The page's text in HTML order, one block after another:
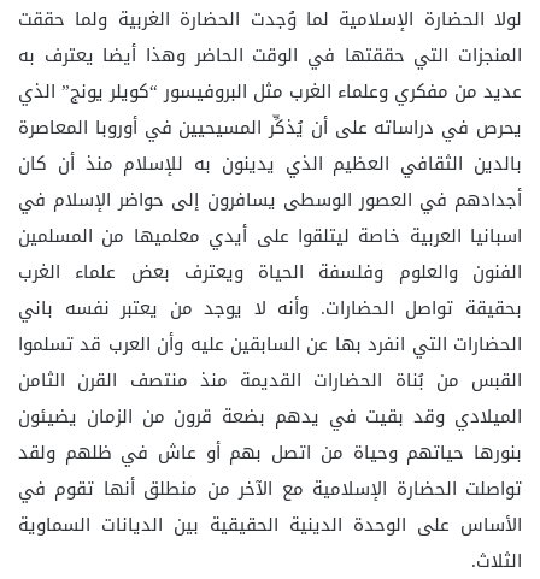
لولا الحضارة الإسلامية لما وُجدت الحضارة الغربية ولما حققت
المنجزات التي حققتها في الوقت الحاضر وهذا أيضا يعترف به
عديد من مفكري وعلماء الغرب مثل البروفيسور “كويلر يونج” الذي
يحرص في دراساته على أن يُذكِّر المسيحيين في أوروبا المعاصرة
بالدين الثقافي العظيم الذي يدينون به للإسلام منذ أن كان
أجدادهم في العصور الوسطى يسافرون إلى حواضر الإسلام في
اسبانيا العربية خاصة ليتلقوا على أيدي معلميها من المسلمين
الفنون والعلوم وفلسفة الحياة ويعترف بعض علماء الغرب
بحقيقة تواصل الحضارات. وأنه لا يوجد من يعتبر نفسه باني
الحضارات التي انفرد بها عن السابقين عليه وأن العرب قد تسلموا
القبس من بُناة الحضارات القديمة منذ منتصف القرن الثامن
الميلادي وقد بقيت في يدهم بضعة قرون من الزمان يضيئون
بنورها حياتهم وحياة من اتصل بهم أو عاش في ظلهم ولقد
تواصلت الحضارة الإسلامية مع الآخر من منطلق أنها تقوم في
الأساس على الوحدة الدينية الحقيقية بين الديانات السماوية
الثلاث.